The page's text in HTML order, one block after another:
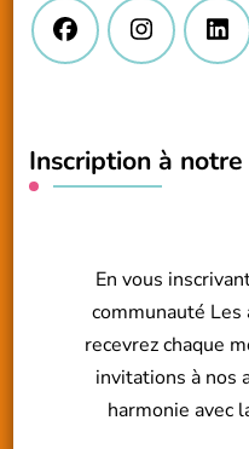
Inscription à
En vous
communauté
recevrez chaque
invitations à nos
harmonie avec